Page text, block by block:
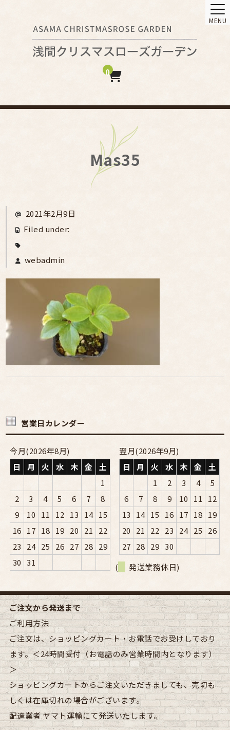
0
MENU
Mas35
2021年2月9日
Filed under:
webadmin
営業日カレンダー
今月(2026年8月)
日
月 火 水 木 金
土
1
2
3 4 5 6 7
8
9
10 11 12 13 14 15
16 17 18 19 20 21
22
23
24 25 26 27 28 29
30 31
翌月(2026年9月)
日
月 火 水 木 金
土
1
2 3 4
5
6
7 8 9 10 11
12
13
14 15 16 17 18 19
20
21 22 23 24 25
26
27 28 29 30
(
発送業務休日)
ご注文から発送まで
ご利用方法
ご注文は、ショッピングカート・お電話でお受けしており
ます。＜24時間受付（お電話のみ営業時間内となります）
＞
ショッピングカートからご注文いただきましても、売切も
しくは在庫切れの場合がございます。
配達業者 ヤマト運輸にて発送いたします。